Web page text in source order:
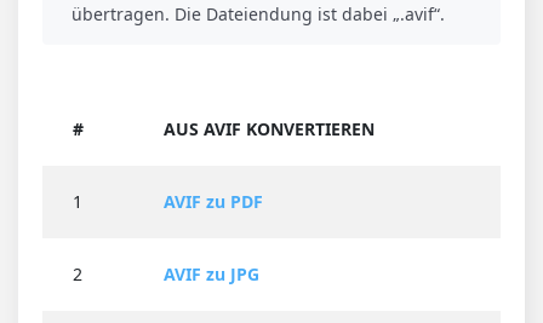
übertragen. Die Dateiendung ist dabei „.avif“.
# AUS AVIF KONVERTIEREN
1 AVIF zu PDF
2 AVIF zu JPG